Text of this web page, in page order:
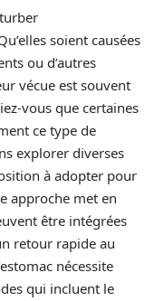
soient causées
ou d’autres
vécue est souvent
vous que certaines
ce type de
explorer diverses
à adopter pour
approche met en
être intégrées
retour rapide au
nécessite
qui incluent le